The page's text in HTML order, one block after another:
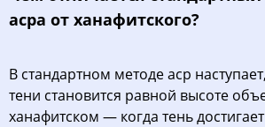
асра от ханафитского?
В стандартном методе аср
тени становится равной высоте
ханафитском — когда тень